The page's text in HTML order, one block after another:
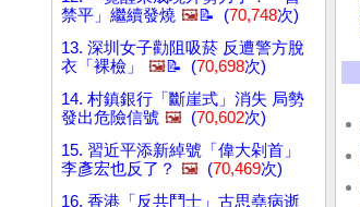
禁平」繼續發燒 🖼️📝 (70,748次)
13. 深圳女子勸阻吸菸 反遭警方脫
衣「裸檢」
🖼️📝 (70,698次)
14. 村鎮銀行「斷崖式」消失 局勢
發出危險信號 🖼️ (70,602次)
15. 習近平添新綽號「偉大剁首」
李彥宏也反了？ 🖼️ (70,469次)
16. 香港「反共鬥士」古思堯病逝